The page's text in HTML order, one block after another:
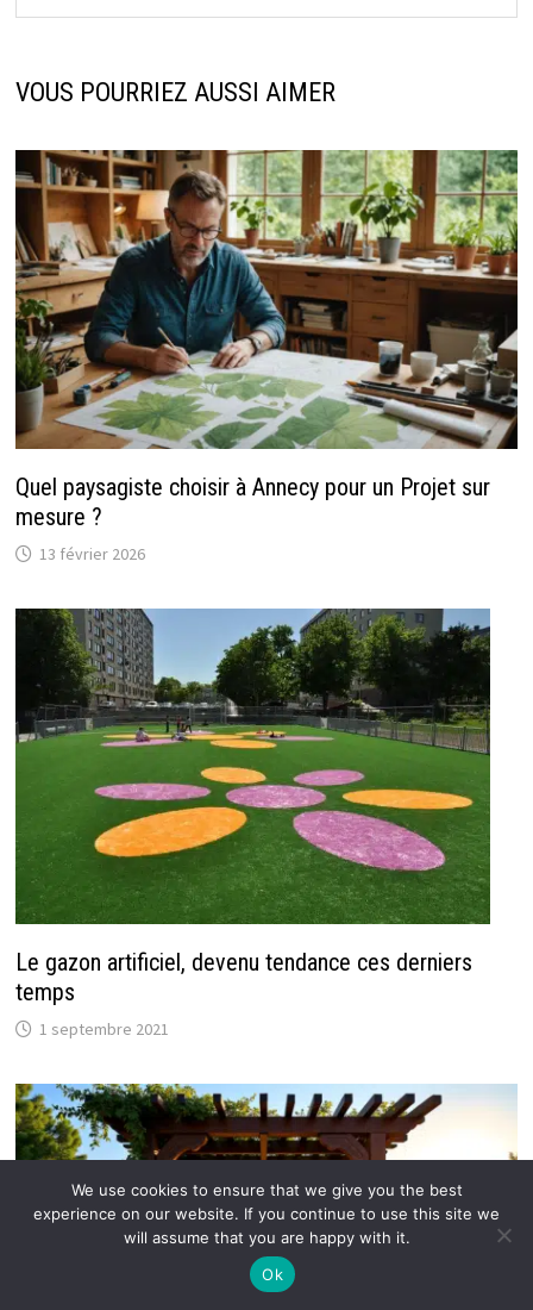
VOUS POURRIEZ AUSSI AIMER
Quel paysagiste choisir à Annecy pour un Projet sur
mesure ?
13 février 2026
Le gazon artificiel, devenu tendance ces derniers
temps
1 septembre 2021
We use cookies to ensure that we give you the best
experience on our website. If you continue to use this site we
will assume that you are happy with it.
Ok